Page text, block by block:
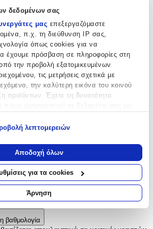
δεδομένων σας
μας επεξεργαζόμαστε
π.χ. τη διεύθυνση IP σας,
όπως cookies για να
έχουμε πρόσβαση σε πληροφορίες στη
την προβολή εξατομικευμένων
τις μετρήσεις σχετικά με
την καλύτερη εικόνα του κοινού
προϊόντων. Έχετε τη δυνατότητα
πληροφορίες σχετικά με τη γεωγραφική
οποίες μπορεί να είναι ακριβείς σε
μέτρων
τη συσκευή σας σαρώνοντας ενεργά
χαρακτηριστικά (δακτυλικό αποτύπωμα)
σχετικά με τον τρόπο επεξεργασίας των
και καθορίστε τις προτιμήσεις σας
. Μπορείτε να αλλάξετε ή να
λεπτομερειών
Αποδοχή όλων
για τα cookies
Άρνηση
άλλες αξιολογήσεις. Όταν
εδώ.
βαθμολογία